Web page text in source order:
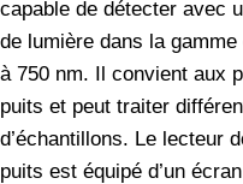
capable de détecter avec
de lumière dans la gamme
à 750 nm. Il convient aux
puits et peut traiter
d’échantillons. Le lecteur
puits est équipé d’un